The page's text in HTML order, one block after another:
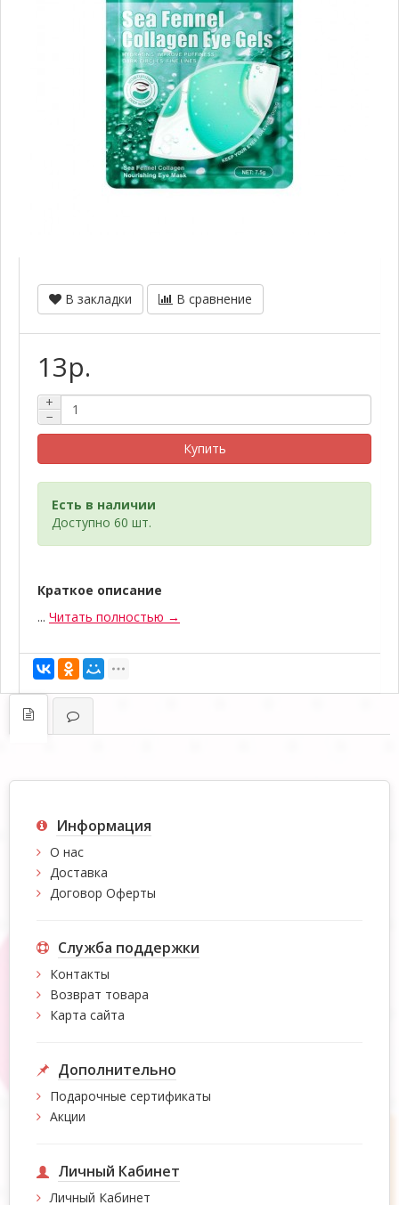
В закладки В сравнение
13р.
+
−
Купить
Есть в наличии
Доступно 60 шт.
Краткое описание
... Читать полностью →
Информация
О нас
Доставка
Договор Оферты
Служба поддержки
Контакты
Возврат товара
Карта сайта
Дополнительно
Подарочные сертификаты
Акции
Личный Кабинет
Личный Кабинет